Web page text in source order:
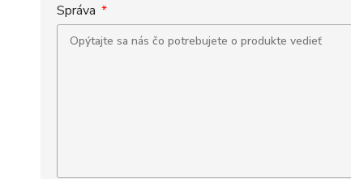
Správa